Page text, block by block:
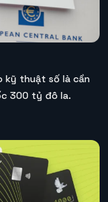
kỹ thuật số là cần
300 tỷ đô la.